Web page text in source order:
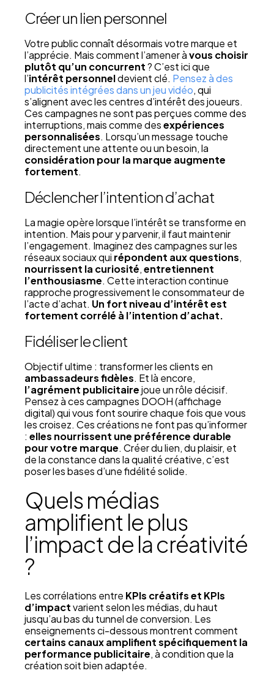
Créer un lien personnel
Votre public connaît désormais votre marque et
l’apprécie. Mais comment l’amener àvous choisir
plutôt qu’un concurrent? C’est ici que
l’intérêt personneldevient clé. Pensez à des
publicités intégrées dans un jeu vidéo, qui
s’alignent avec les centres d’intérêt des joueurs.
Ces campagnes ne sont pas perçues comme des
interruptions, mais comme desexpériences
personnalisées. Lorsqu’un message touche
directement une attente ou un besoin, la
considération pour la marque augmente
fortement.
Déclencher l’intention d’achat
La magie opère lorsque l’intérêt se transforme en
intention. Mais pour y parvenir, il faut maintenir
l’engagement. Imaginez des campagnes sur les
réseaux sociaux qui répondent aux questions,
nourrissent la curiosité,entretiennent
l’enthousiasme. Cette interaction continue
rapproche progressivement le consommateur de
l’acte d’achat. Un fort niveau d’intérêt est
fortement corrélé à l’intention d’achat.
Fidéliser le client
Objectif ultime : transformer les clients en
ambassadeurs fidèles. Et là encore,
l’agrément publicitairejoue un rôle décisif.
Pensez à ces campagnes DOOH (affichage
digital) qui vous font sourire chaque fois que vous
les croisez. Ces créations ne font pas qu’informer
: elles nourrissent une préférence durable
pour votre marque. Créer du lien, du plaisir, et
de la constance dans la qualité créative, c’est
poser les bases d’une fidélité solide.
Quels médias
amplifient le plus
l’impact de la créativité
?
Les corrélations entre KPIs créatifs et KPIs
d’impactvarient selon les médias, du haut
jusqu’au bas du tunnel de conversion. Les
enseignements ci-dessous montrent comment
certains canaux amplifient spécifiquement la
performance publicitaire, à condition que la
création soit bien adaptée.